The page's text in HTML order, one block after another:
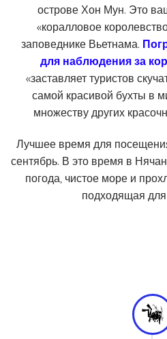
острове Хон Мун. Это
«коралловое
заповеднике Вьетнама.
для наблюдения за
«заставляет туристов
самой красивой бухты в
множеству других
Лучшее время для
сентябрь. В это время в
погода, чистое море и
подходящая для